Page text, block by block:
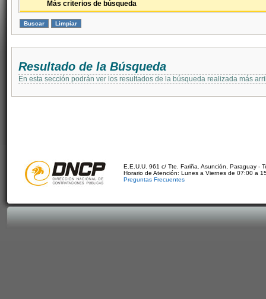
Más criterios de búsqueda
Resultado de la Búsqueda
En esta sección podrán ver los resultados de la búsqueda realizada más
E.E.U.U. 961 c/ Tte. Fariña. Asunción, Paraguay -
Horario de Atención: Lunes a Viernes de 07:00 a
Preguntas Frecuentes